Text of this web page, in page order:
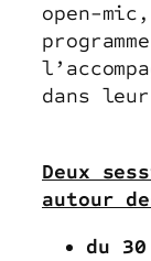
open-
dans
Deux
autour
du